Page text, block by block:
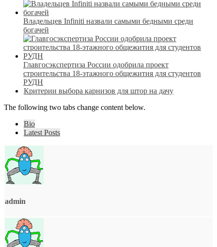
Владельцев Infiniti назвали самыми бедными среди
богачей
Главгосэкспертиза России одобрила проект
строительства 18-этажного общежития для студентов
РУДН
Критерии выбора карнизов для штор на дачу
The following two tabs change content below.
Bio
Latest Posts
admin